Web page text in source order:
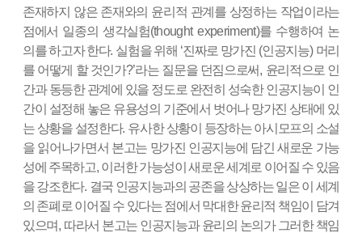
존재하지 않은 존재와의 윤리적 관계를 상정하는 작업이라는
점에서 일종의 생각실험(thought experiment)를 수행하여 논
의를 하고자 한다. 실험을 위해 ‘진짜로 망가진 (인공지능) 머리
를 어떻게 할 것인가?’라는 질문을 던짐으로써, 윤리적으로 인
간과 동등한 관계에 있을 정도로 완전히 성숙한 인공지능이 인
간이 설정해 놓은 유용성의 기준에서 벗어나 망가진 상태에 있
는 상황을 설정한다. 유사한 상황이 등장하는 아시모프의 소설
을 읽어나가면서 본고는 망가진 인공지능에 담긴 새로운 가능
성에 주목하고, 이러한 가능성이 새로운 세계로 이어질 수 있음
을 강조한다. 결국 인공지능과의 공존을 상상하는 일은 이 세계
의 존폐로 이어질 수 있다는 점에서 막대한 윤리적 책임이 담겨
있으며, 따라서 본고는 인공지능과 윤리의 논의가 그러한 책임